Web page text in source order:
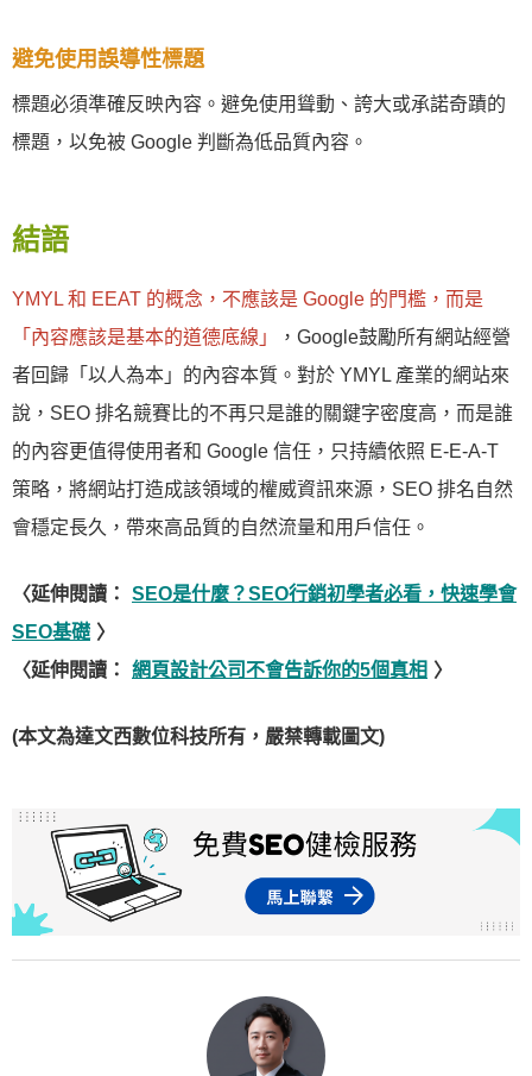
避免使用誤導性標題
標題必須準確反映內容。避免使用聳動、誇大或承諾奇蹟的
標題，以免被 Google 判斷為低品質內容。
結語
YMYL 和 EEAT 的概念，不應該是 Google 的門檻，而是
「內容應該是基本的道德底線」
，Google鼓勵所有網站經營
者回歸「以人為本」的內容本質。對於 YMYL 產業的網站來
說，SEO 排名競賽比的不再只是誰的關鍵字密度高，而是誰
的內容更值得使用者和 Google 信任，只持續依照 E-E-A-T
策略，將網站打造成該領域的權威資訊來源，SEO 排名自然
會穩定長久，帶來高品質的自然流量和用戶信任。
〈延伸閱讀：
SEO是什麼？SEO行銷初學者必看，快速學會
SEO基礎 〉
〈延伸閱讀：
網頁設計公司不會告訴你的5個真相 〉
(本文為達文西數位科技所有，嚴禁轉載圖文)